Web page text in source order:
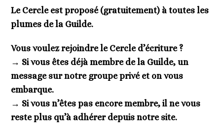
Le Cercle est proposé (gratuitement) à toutes les
plumes de la Guilde.
Vous voulez rejoindre le Cercle d’écriture ?
→ Si vous êtes déjà membre de la Guilde, un
message sur notre groupe privé et on vous
embarque.
→ Si vous n’êtes pas encore membre, il ne vous
reste plus qu’à adhérer depuis notre site.